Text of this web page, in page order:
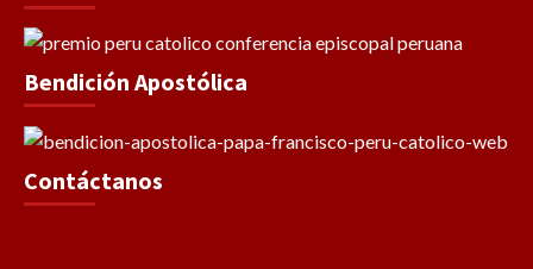
Bendición Apostólica
Contáctanos